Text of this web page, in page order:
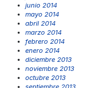
junio 2014
mayo 2014
abril 2014
marzo 2014
febrero 2014
enero 2014
diciembre 2013
noviembre 2013
octubre 2013